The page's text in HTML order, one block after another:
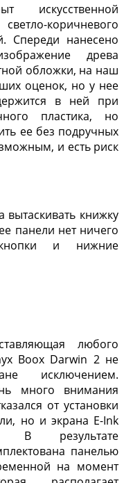
искусственной
коричневого
Спереди нанесено
древа
обложки, на наш
оценок, но у нее
в ней при
пластика, но
ее без подручных
и есть риск
вытаскивать книжку
панели нет ничего
и нижние
любого
Boox Darwin 2 не
исключением.
много внимания
от установки
но и экрана E-Ink
В результате
панелью
на момент